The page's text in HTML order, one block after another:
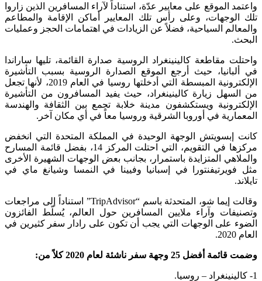
واعتمد الموقع على معايير عدّة، استناداً لآراء المسافرين الذين زاروا
تلك الوجهات، وعلى رأس تلك المعايير أماكن الإقامة والمطاعم
والمعالم السياحية، فضلاً عن الزيادات في اهتمامات الحجز وعمليات
البحث.
واحتلت مقاطعة كالينينغراد الروسية صدارة القائمة، تليها ساراندا
في ألبانيا، حيث أرجع الموقع الصدارة الروسية بسبب التأشيرة
الإلكترونية المبسطة التي أدخلتها روسيا في العام 2019، لأنها تجعل
من السهل زيارة كالينينغراد، حيث يفيد المسافرون من التأشيرة
الإلكترونية ويستكشفون مدينة خلابة تجمع بين الثقافة والهندسة
المعمارية في أوروبا الشرقية وروسيا معاً في أي مكان آخر.
كانت إبسويتش الوجهة الوحيدة في المملكة المتحدة التي انخفض
مركزها في التقويم، التي احتلت المركز 14، بفضل قائمة المسارح
والملاهي المتزايدة باستمرار، بجانب بعض الوجهات الشهيرة الأخرى
مثل فويرتيفنتورا في إسبانيا وفيينا في النمسا وشيانغ ماي في
تايلاند.
وقالت إيما شو، المتحدثة باسم “TripAdvisor” استناداً إلى مراجعات
وتصنيفات وآراء ملايين المسافرين حول العالم، يُسلّط الفائزون
الضوء على الوجهات التي يجب أن تكون على رادار سفر كثيرين في
العام 2020.
وضمت قائمة أفضل 25 وجهة سفر ناشئة لعام 2020 كلاً من:
1- كالينينغراد – روسيا.